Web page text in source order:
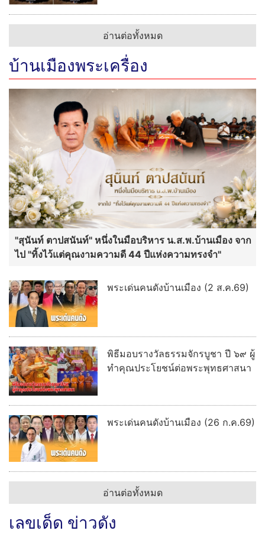
อ่านต่อทั้งหมด
บ้านเมืองพระเครื่อง
"สุนันท์ ตาปสนันท์" หนึ่งในมือบริหาร น.ส.พ.บ้านเมือง จาก
ไป "ทิ้งไว้แต่คุณงามความดี 44 ปีแห่งความทรงจำ"
พระเด่นคนดังบ้านเมือง (2 ส.ค.69)
พิธีมอบรางวัลธรรมจักรบูชา ปี ๖๙ ผู้
ทำคุณประโยชน์ต่อพระพุทธศาสนา
พระเด่นคนดังบ้านเมือง (26 ก.ค.69)
อ่านต่อทั้งหมด
เลขเด็ด ข่าวดัง